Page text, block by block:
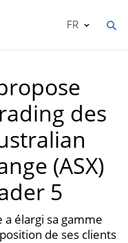
FR
des
(ASX)
5
élargi sa gamme
de ses clients